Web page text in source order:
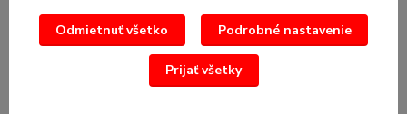
Náhradný nadstavec na miesenie B10
Náhradný nástavec na miesenie pre univerzálne
roboty Náhradný nástavec na miesen...
Odmietnuť všetko Podrobné nastavenie
Prijať všetky